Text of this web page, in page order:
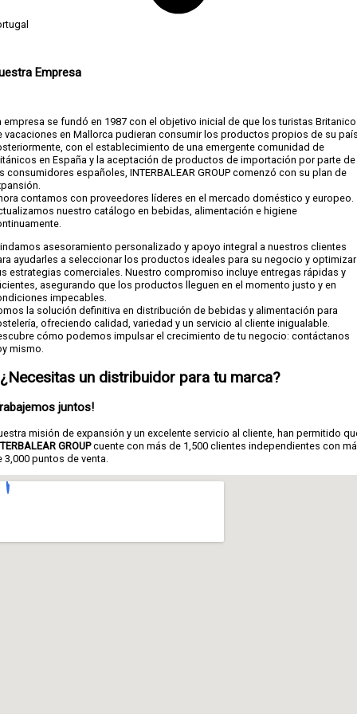
Empresa
empresa se fundó en 1987 con el objetivo inicial de que los turistas
vacaciones en Mallorca pudieran consumir los productos propios de su
con el establecimiento de una emergente comunidad de
en España y la aceptación de productos de importación por parte de
consumidores españoles, INTERBALEAR GROUP comenzó con su plan de
contamos con proveedores líderes en el mercado doméstico y europeo.
nuestro catálogo en bebidas, alimentación e higiene
asesoramiento personalizado y apoyo integral a nuestros clientes
ayudarles a seleccionar los productos ideales para su negocio y optimizar
estrategias comerciales. Nuestro compromiso incluye entregas rápidas y
asegurando que los productos lleguen en el momento justo y en
impecables.
la solución definitiva en distribución de bebidas y alimentación para
ofreciendo calidad, variedad y un servicio al cliente inigualable.
cómo podemos impulsar el crecimiento de tu negocio: contáctanos
mismo.
¿Necesitas un distribuidor para tu marca?
juntos!
misión de expansión y un excelente servicio al cliente, han permitido
GROUPcuente con más de 1,500 clientes independientes con
3,000 puntos de venta.